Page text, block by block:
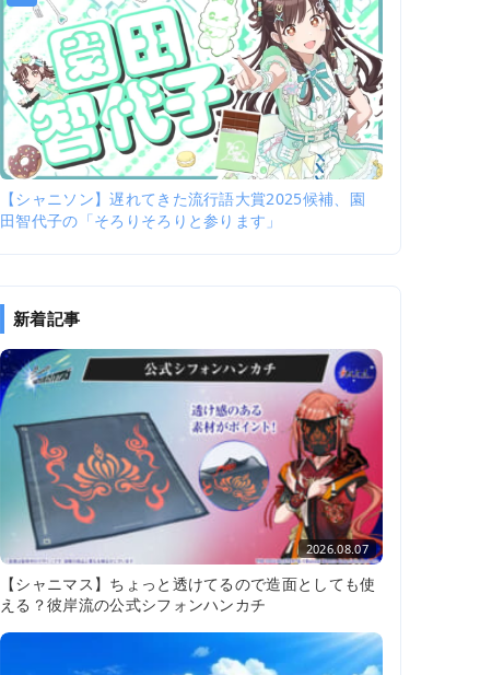
【シャニソン】遅れてきた流行語大賞2025候補、園
田智代子の「そろりそろりと参ります」
新着記事
2026.08.07
【シャニマス】ちょっと透けてるので造面としても使
える？彼岸流の公式シフォンハンカチ